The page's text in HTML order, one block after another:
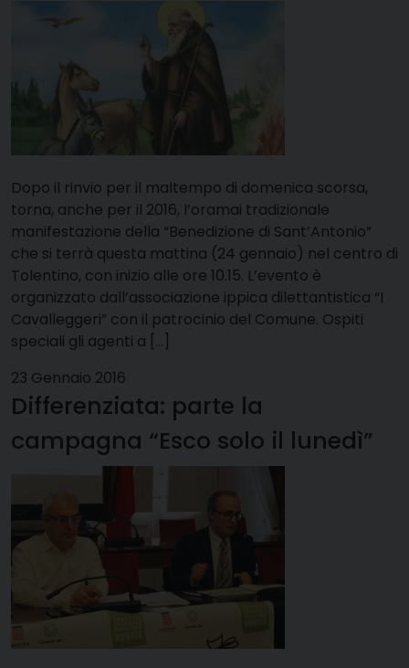
Dopo il rinvio per il maltempo di domenica scorsa,
torna, anche per il 2016, l’oramai tradizionale
manifestazione della “Benedizione di Sant’Antonio”
che si terrà questa mattina (24 gennaio) nel centro di
Tolentino, con inizio alle ore 10.15. L’evento è
organizzato dall’associazione ippica dilettantistica “I
Cavalleggeri” con il patrocinio del Comune. Ospiti
speciali gli agenti a […]
23 Gennaio 2016
Differenziata: parte la
campagna “Esco solo il lunedì”